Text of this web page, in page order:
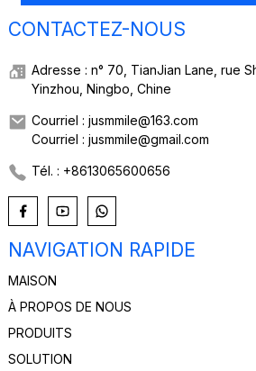
CONTACTEZ-NOUS
Adresse : n° 70, TianJian Lane, rue
Yinzhou, Ningbo, Chine
Courriel : jusmmile@163.com
Courriel : jusmmile@gmail.com
Tél. : +8613065600656
NAVIGATION RAPIDE
MAISON
À PROPOS DE NOUS
PRODUITS
SOLUTION